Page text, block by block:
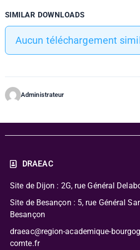
SIMILAR DOWNLOADS
Aucun téléchargement
Administrateur
DRAEAC
Site de Dijon : 2G, rue Général
Site de Besançon : 5, rue Général
Besançon
draeac@region-academique-
comte.fr